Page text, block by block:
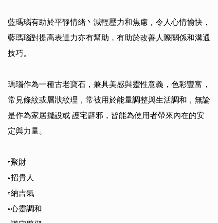
藍瑪瑙有助於平靜情緒丶減輕壓力和焦慮，令人心情愉快，
藍瑪瑙對提高表達力亦有幫助，有助於改善人際關係和溝通
技巧。
瑪瑙作為一種古老寶石，兼具美感與靈性意義，色彩豐富，
常見條紋或層狀紋理，常被用於能量調整與生活調和，無論
是作為家居擺設或 護宅辟邪，皆能為使用者帶來內在的安
定與力量。
▫️聚財
▫️招貴人
▫️納吉氣
▫️心靈調和